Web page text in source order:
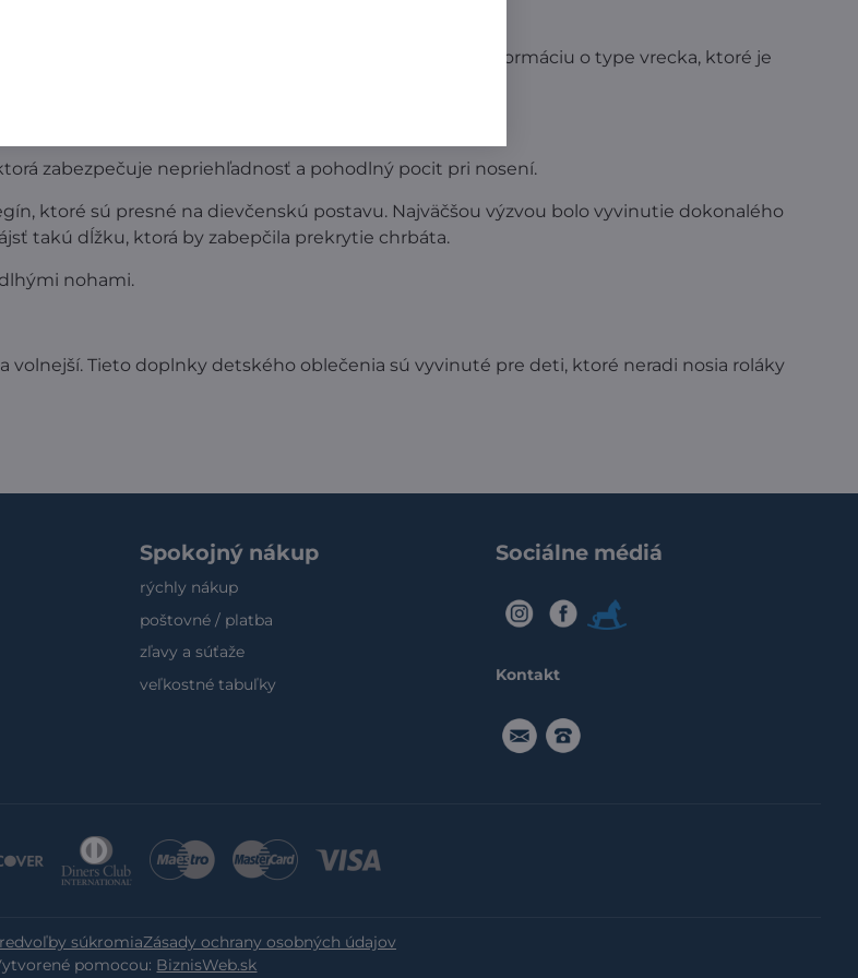
vrecká našité v bokoch. Detail produktu obsahuje informáciu o type vrecka, ktoré je
zabezpečuje nepriehľadnosť a pohodlný pocit pri nosení.
ktoré sú presné na dievčenskú postavu. Najväčšou výzvou bolo vyvinutie dokonalého
takú dĺžku, ktorá by zabepčila prekrytie chrbáta.
nohami.
Tieto doplnky detského oblečenia sú vyvinuté pre deti, ktoré neradi nosia roláky
Spokojný nákup
rýchly nákup
poštovné / platba
zľavy a súťaže
veľkostné tabuľky
Sociálne médiá
IG FB
Modry
Kontakt
objednavka@miniplanet.eu
091916
súkromiaZásady ochrany osobných údajov
pomocou: BiznisWeb.sk